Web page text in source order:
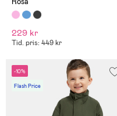
det!
229 kr
Tid. pris: 449 kr
-10%
Flash Price